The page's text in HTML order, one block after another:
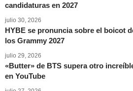
candidaturas en 2027
julio 30, 2026
HYBE se pronuncia sobre el boicot
los Grammy 2027
julio 29, 2026
«Butter» de BTS supera otro
en YouTube